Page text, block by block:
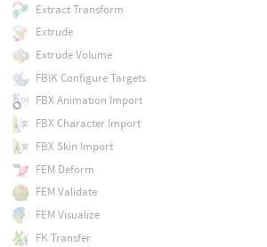
Extract Transform
Extrude
Extrude Volume
FBIK Configure Targets
FBX Animation Import
FBX Character Import
FBX Skin Import
FEM Deform
FEM Validate
FEM Visualize
FK Transfer